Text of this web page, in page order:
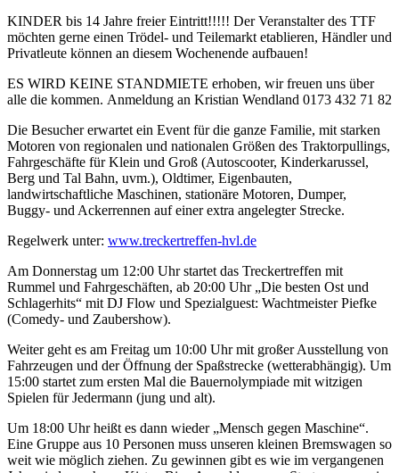
KINDER bis 14 Jahre freier Eintritt!!!!! Der Veranstalter des TTF
möchten gerne einen Trödel- und Teilemarkt etablieren, Händler und
Privatleute können an diesem Wochenende aufbauen!
ES WIRD KEINE STANDMIETE erhoben, wir freuen uns über
alle die kommen. Anmeldung an Kristian Wendland 0173 432 71 82
Die Besucher erwartet ein Event für die ganze Familie, mit starken
Motoren von regionalen und nationalen Größen des Traktorpullings,
Fahrgeschäfte für Klein und Groß (Autoscooter, Kinderkarussel,
Berg und Tal Bahn, uvm.), Oldtimer, Eigenbauten,
landwirtschaftliche Maschinen, stationäre Motoren, Dumper,
Buggy- und Ackerrennen auf einer extra angelegter Strecke.
Regelwerk unter: www.treckertreffen-hvl.de
Am Donnerstag um 12:00 Uhr startet das Treckertreffen mit
Rummel und Fahrgeschäften, ab 20:00 Uhr „Die besten Ost und
Schlagerhits“ mit DJ Flow und Spezialguest: Wachtmeister Piefke
(Comedy- und Zaubershow).
Weiter geht es am Freitag um 10:00 Uhr mit großer Ausstellung von
Fahrzeugen und der Öffnung der Spaßstrecke (wetterabhängig). Um
15:00 startet zum ersten Mal die Bauernolympiade mit witzigen
Spielen für Jedermann (jung und alt).
Um 18:00 Uhr heißt es dann wieder „Mensch gegen Maschine“.
Eine Gruppe aus 10 Personen muss unseren kleinen Bremswagen so
weit wie möglich ziehen. Zu gewinnen gibt es wie im vergangenen